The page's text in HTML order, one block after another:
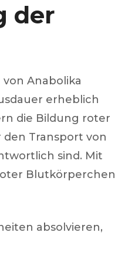
der
Anabolika
erheblich
die Bildung roter
Transport von
sind. Mit
Blutkörperchen
absolvieren,